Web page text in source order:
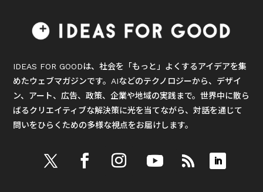
IDEAS FOR GOODは、社会を「もっと」よくするアイデアを集
めたウェブマガジンです。AIなどのテクノロジーから、デザイ
ン、アート、広告、政策、企業や地域の実践まで。世界中に散ら
ばるクリエイティブな解決策に光を当てながら、対話を通じて
問いをひらくための多様な視点をお届けします。